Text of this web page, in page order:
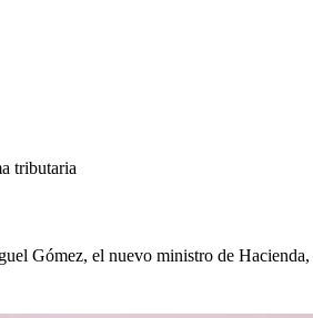
tributaria
Gómez, el nuevo ministro de Hacienda,